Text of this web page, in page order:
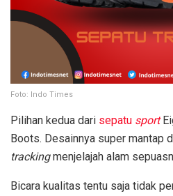
Foto: Indo Times
Pilihan kedua dari sepatu sport
Boots. Desainnya super mantap
trackingmenjelajah alam
Bicara kualitas tentu saja tidak